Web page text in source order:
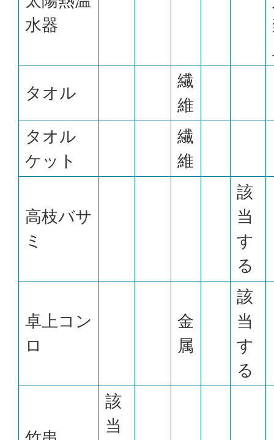
水器
タオル
繊
維
タオル
ケット
繊
維
高枝バサ
ミ
該
当
す
る
卓上コン
ロ
金
属
該
当
す
る
該
当